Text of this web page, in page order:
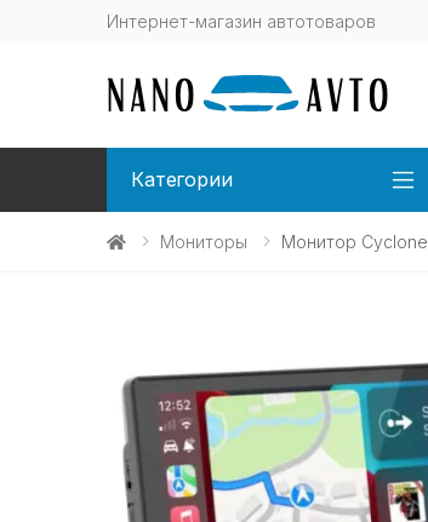
Интернет-магазин автотоваров
Категории
Мониторы Монитор